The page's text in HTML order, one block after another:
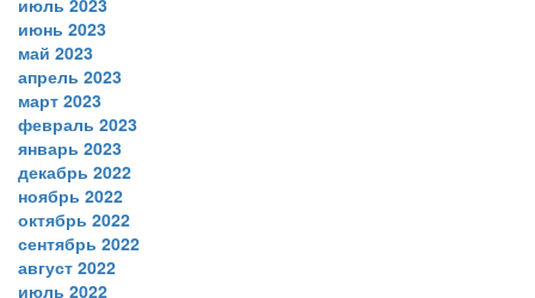
июль 2023
июнь 2023
май 2023
апрель 2023
март 2023
февраль 2023
январь 2023
декабрь 2022
ноябрь 2022
октябрь 2022
сентябрь 2022
август 2022
июль 2022